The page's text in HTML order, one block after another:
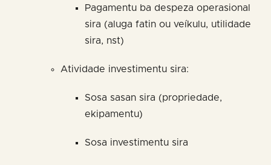
Pagamentu ba despeza operasional
sira (aluga fatin ou veíkulu, utilidade
sira, nst)
Atividade investimentu sira:
Sosa sasan sira (propriedade,
ekipamentu)
Sosa investimentu sira